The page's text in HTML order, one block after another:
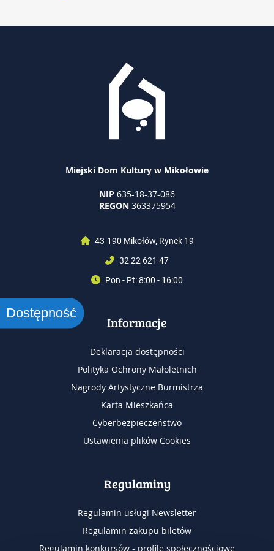
Dostępność
Miejski Dom Kultury w Mikołowie
NIP 635-18-37-086
REGON363375954
43-190 Mikołów, Rynek 19
32 22 621 47
Pon - Pt: 8:00 - 16:00
Informacje
Deklaracja dostępności
Polityka Ochrony Małoletnich
Nagrody Artystyczne Burmistrza
Karta Mieszkańca
Cyberbezpieczeństwo
Ustawienia plików Cookies
Regulaminy
Regulamin usługi Newsletter
Regulamin zakupu biletów
Regulamin konkursów - profile społecznościowe